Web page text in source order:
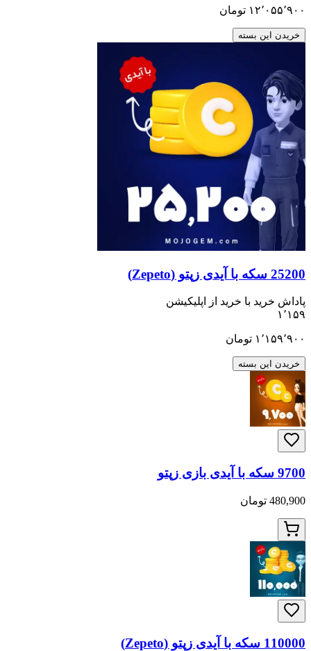
۱۲٬۰۵۵٬۹۰۰ تومان
خریدن این بسته
25200 سکه با آیدی زپتو (Zepeto)
پاداش خرید با خرید از اپلیکیشن
۱٬۱۵۹
۱٬۱۵۹٬۹۰۰ تومان
خریدن این بسته
9700 سکه با آیدی بازی زپتو
480,900 تومان
110000 سکه با آیدی زپتو (Zepeto)